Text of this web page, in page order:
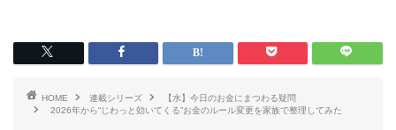
HOME 連載シリーズ
【水】今日のお金にまつわる疑問
2026年から“じわっと効いてくる”お金のルール変更を家族で整理してみた